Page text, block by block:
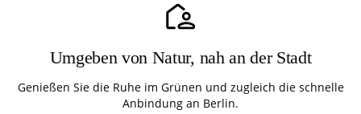
Umgeben von Natur, nah an der Stadt
Genießen Sie die Ruhe im Grünen und zugleich die schnelle
Anbindung an Berlin.